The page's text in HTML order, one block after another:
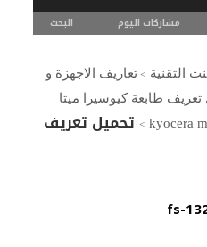
مشاركات اليوم البحث
التقنية > تعاريف الاجهزة و
طابعة كيوسيرا ميتا
kyocera
> تحميل تعريف